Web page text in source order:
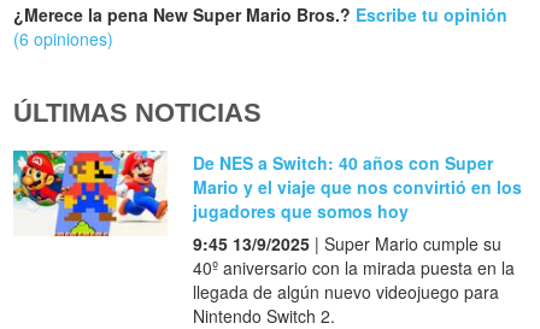
¿Merece la pena New Super Mario Bros.? Escribe tu opinión
(6 opiniones)
ÚLTIMAS NOTICIAS
De NES a Switch: 40 años con Super
Mario y el viaje que nos convirtió en los
jugadores que somos hoy
9:45 13/9/2025 | Super Mario cumple su
40º aniversario con la mirada puesta en la
llegada de algún nuevo videojuego para
Nintendo Switch 2.